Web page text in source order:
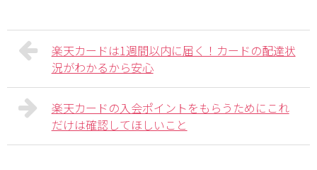
楽天カードは1週間以内に届く！カードの配達状
況がわかるから安心
楽天カードの入会ポイントをもらうためにこれ
だけは確認してほしいこと